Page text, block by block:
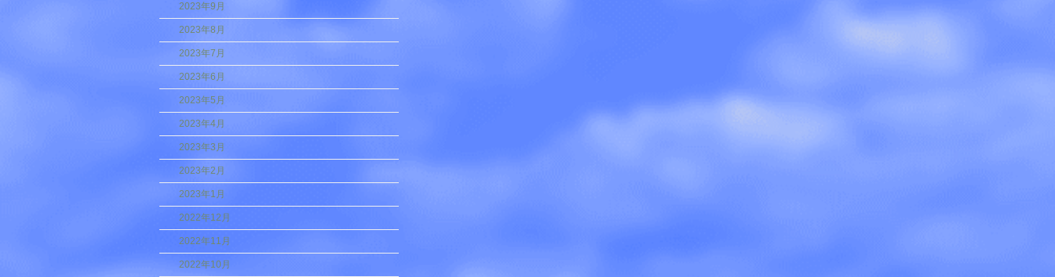
2023年9月
2023年8月
2023年7月
2023年6月
2023年5月
2023年4月
2023年3月
2023年2月
2023年1月
2022年12月
2022年11月
2022年10月